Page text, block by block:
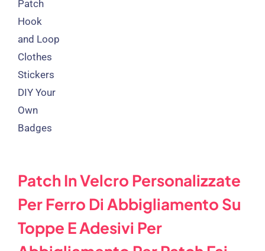
Patch In Velcro Personalizzate
Per Ferro Di Abbigliamento Su
Toppe E Adesivi Per